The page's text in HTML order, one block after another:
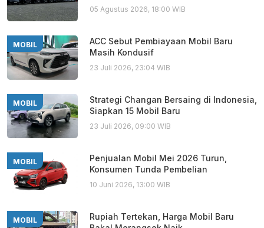
05 Agustus 2026, 18:00 WIB
MOBIL
ACC Sebut Pembiayaan Mobil Baru
Masih Kondusif
23 Juli 2026, 23:04 WIB
MOBIL
Strategi Changan Bersaing di Indonesia,
Siapkan 15 Mobil Baru
23 Juli 2026, 09:00 WIB
MOBIL
Penjualan Mobil Mei 2026 Turun,
Konsumen Tunda Pembelian
10 Juni 2026, 13:00 WIB
MOBIL
Rupiah Tertekan, Harga Mobil Baru